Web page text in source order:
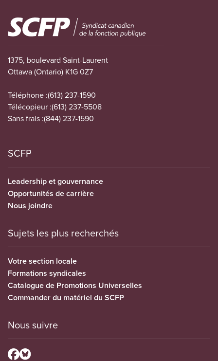
Image
1375, boulevard Saint-Laurent
Ottawa (Ontario) K1G 0Z7
Téléphone :(613) 237-1590
Télécopieur :(613) 237-5508
Sans frais :(844) 237-1590
SCFP
Leadership et gouvernance
Opportunités de carrière
Nous joindre
Sujets les plus recherchés
Votre section locale
Formations syndicales
Catalogue de Promotions Universelles
Commander du matériel du SCFP
Nous suivre